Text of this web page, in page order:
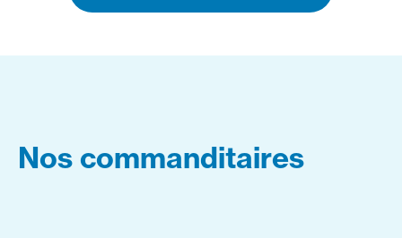
Nos commanditaires